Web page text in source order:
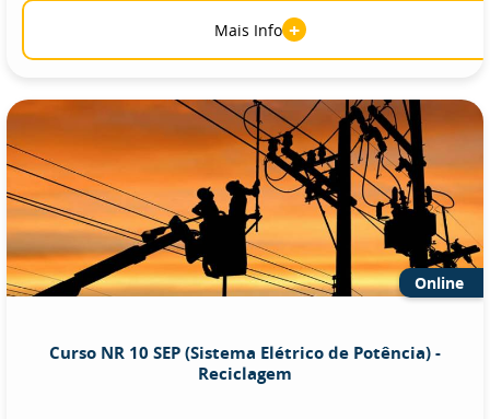
Mais Info +
Online
Curso NR 10 SEP (Sistema Elétrico de Potência) -
Reciclagem